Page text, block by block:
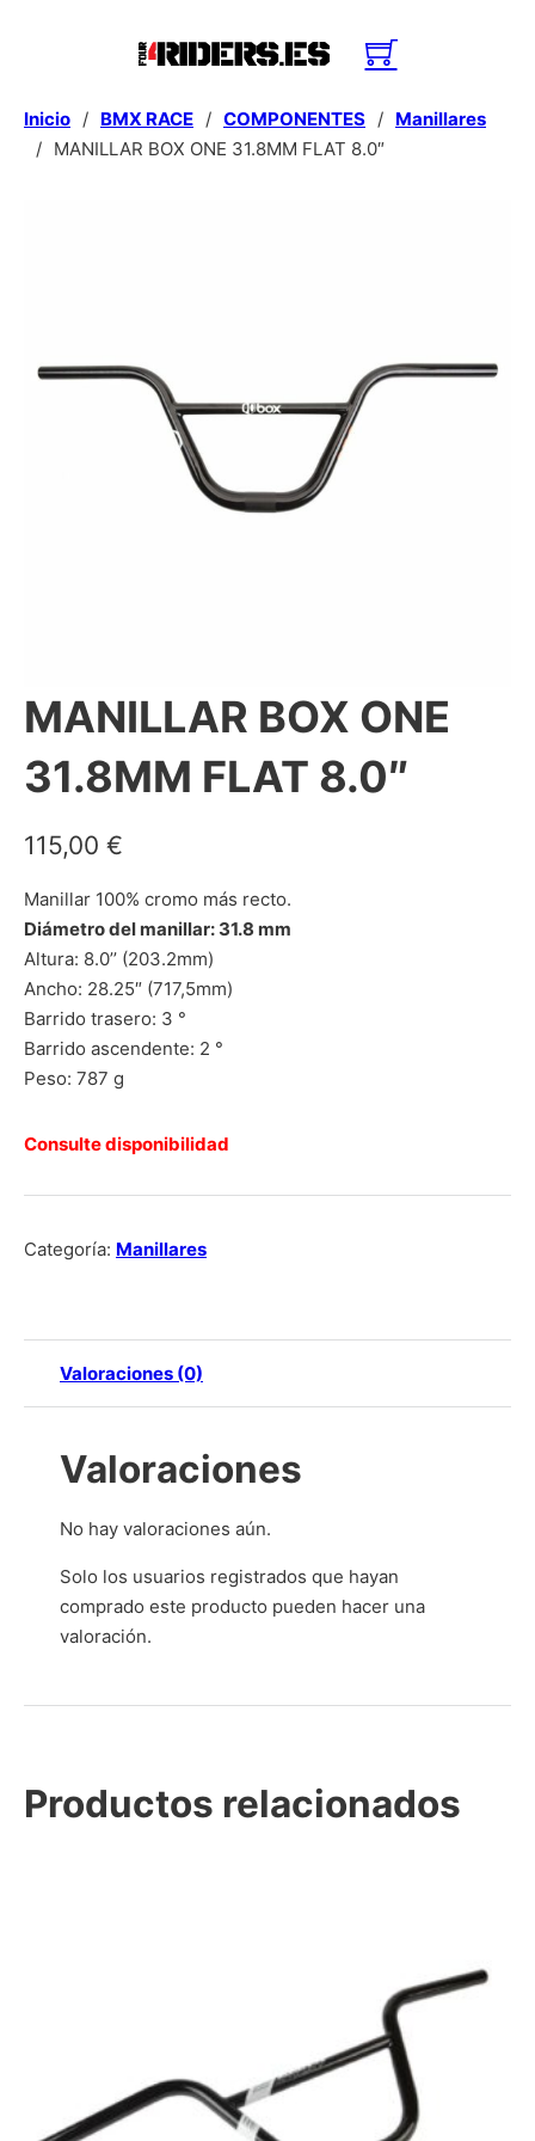
Inicio / BMX RACE / COMPONENTES / Manillares
/ MANILLAR BOX ONE 31.8MM FLAT 8.0″
MANILLAR BOX ONE
31.8MM FLAT 8.0″
115,00 €
Manillar 100% cromo más recto.
Diámetro del manillar: 31.8 mm
Altura: 8.0’’ (203.2mm)
Ancho: 28.25″ (717,5mm)
Barrido trasero: 3 °
Barrido ascendente: 2 °
Peso: 787 g
Consulte disponibilidad
Categoría: Manillares
Valoraciones (0)
Valoraciones
No hay valoraciones aún.
Solo los usuarios registrados que hayan
comprado este producto pueden hacer una
valoración.
Productos relacionados